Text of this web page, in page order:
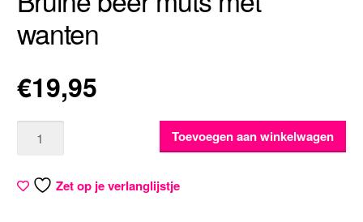
wanten
€19,95
Toevoegen aan winkelwagen
Zet op je verlanglijstje